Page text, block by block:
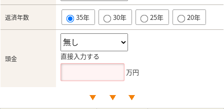
返済年数 35年 30年 25年 20年
頭金
直接入力する
万円